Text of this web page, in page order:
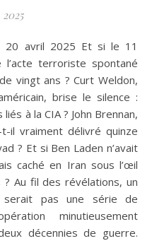
l’acte terroriste spontané
vingt ans ? Curt Weldon,
brise le silence :
à la CIA ? John Brennan,
il vraiment délivré quinze
? Et si Ben Laden n’avait
caché en Iran sous l’œil
Au fil des révélations, un
serait pas une série de
minutieusement
décennies de guerre.